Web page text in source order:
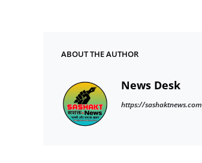
ABOUT THE AUTHOR
News Desk
https://sashaktnews.com